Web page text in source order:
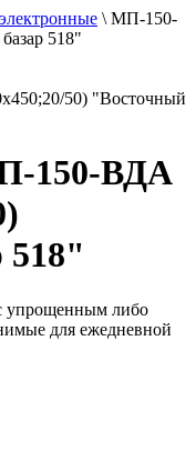
\ МП-150-
518"
50) "Восточный
150-ВДА
518"
упрощенным либо
для ежедневной